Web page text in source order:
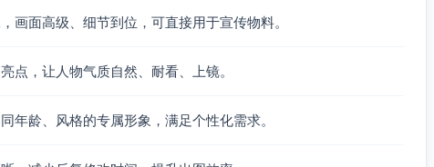
画面高级、细节到位，可直接用于宣传物料。
点，让人物气质自然、耐看、上镜。
年龄、风格的专属形象，满足个性化需求。